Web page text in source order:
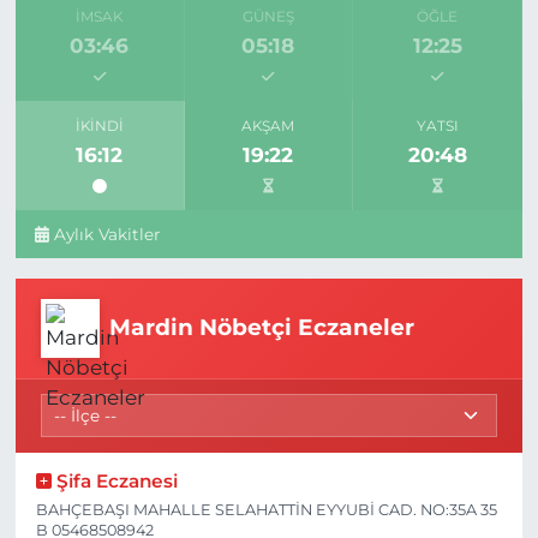
İMSAK
03:46
GÜNEŞ
05:18
ÖĞLE
12:25
İKINDI
16:12
AKŞAM
19:22
YATSI
20:48
Aylık Vakitler
Mardin Nöbetçi Eczaneler
Şifa Eczanesi
BAHÇEBAŞI MAHALLE SELAHATTİN EYYUBİ CAD. NO:35A 35
B 05468508942